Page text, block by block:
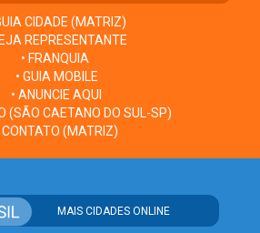
CIDADE (MATRIZ)
REPRESENTANTE
• FRANQUIA
• GUIA MOBILE
• ANUNCIE AQUI
(SÃO CAETANO DO SUL-SP)
CONTATO (MATRIZ)
MAIS CIDADES ONLINE